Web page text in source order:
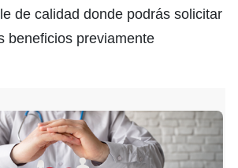
de calidad donde podrás solicitar
beneficios previamente